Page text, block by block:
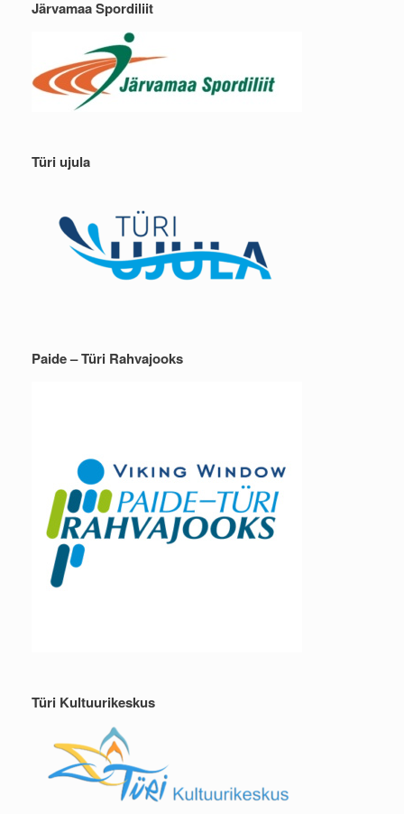
Järvamaa Spordiliit
Türi ujula
Paide – Türi Rahvajooks
Türi Kultuurikeskus